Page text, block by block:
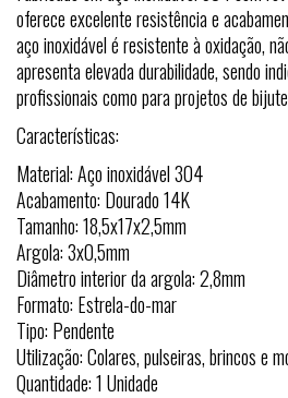
oferece excelente resistência e
aço inoxidável é resistente à oxidação,
apresenta elevada durabilidade, sendo
profissionais como para projetos de
Características:
Material: Aço inoxidável 304
Acabamento: Dourado 14K
Tamanho: 18,5x17x2,5mm
Argola: 3x0,5mm
Diâmetro interior da argola: 2,8mm
Formato: Estrela-do-mar
Tipo: Pendente
Utilização: Colares, pulseiras, brincos e
Quantidade: 1 Unidade